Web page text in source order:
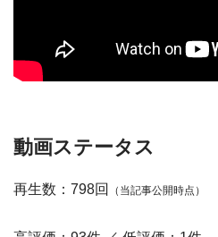
動画ステータス
再生数：798回 （当記事公開時点）